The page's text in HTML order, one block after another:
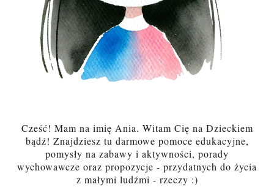
Cześć! Mam na imię Ania. Witam Cię na Dzieckiem
bądź! Znajdziesz tu darmowe pomoce edukacyjne,
pomysły na zabawy i aktywności, porady
wychowawcze oraz propozycje - przydatnych do życia
z małymi ludźmi - rzeczy :)